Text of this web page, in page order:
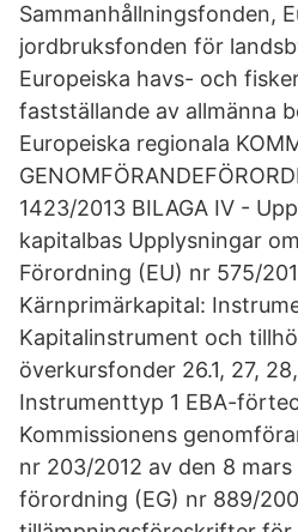
Sammanhållningsfonden,
jordbruksfonden för
Europeiska havs- och
fastställande av allmänna
Europeiska regionala
1423/2013 BILAGA IV -
kapitalbas Upplysningar
Förordning (EU) nr 575/
Kärnprimärkapital:
Kapitalinstrument och
överkursfonder 26.1, 27,
Instrumenttyp 1 EBA-
Kommissionens
nr 203/2012 av den 8
förordning (EG) nr 889/